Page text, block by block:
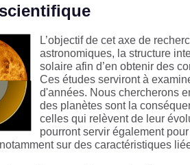
L’objectif de cet axe de
astronomiques, la structure
solaire afin d’en obtenir des
Ces études serviront à
d'années. Nous chercherons
des planètes sont la
celles qui relèvent de leur
pourront servir également
sur des caractéristiques